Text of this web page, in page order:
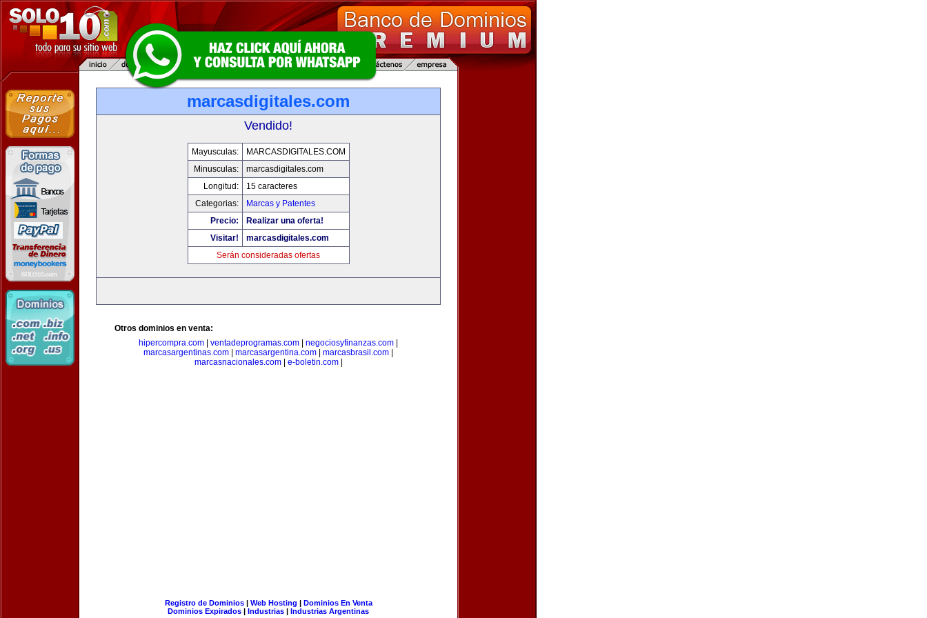
marcasdigitales.com
Vendido!
Mayusculas:
MARCASDIGITALES.COM
Minusculas:
marcasdigitales.com
Longitud:
15 caracteres
Categorias:
Marcas y Patentes
Precio:
Realizar una oferta!
Visitar!
marcasdigitales.com
Serán consideradas ofertas
Otros dominios en venta:
hipercompra.com
ventadeprogramas.com negociosyfinanzas.com
marcasargentinas.com
marcasargentina.com marcasbrasil.com
marcasnacionales.com| e-boletin.com|
Registro de Dominios| Web Hosting | Dominios En Venta
Dominios Expirados | Industrias | Industrias Argentinas